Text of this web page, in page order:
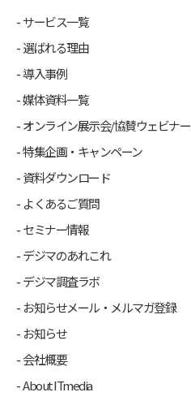
サービス一覧
選ばれる理由
導入事例
媒体資料一覧
オンライン展示会/協賛ウェビナー
特集企画・キャンペーン
資料ダウンロード
よくあるご質問
セミナー情報
デジマのあれこれ
デジマ調査ラボ
お知らせメール・メルマガ登録
お知らせ
会社概要
About ITmedia